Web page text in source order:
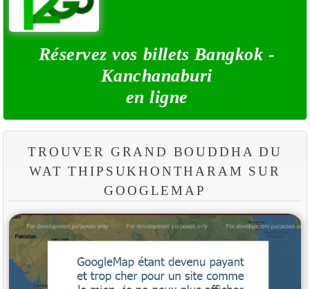
Réservez vos billets Bangkok -
Kanchanaburi
en ligne
TROUVER GRAND BOUDDHA DU
WAT THIPSUKHONTHARAM SUR
GOOGLEMAP